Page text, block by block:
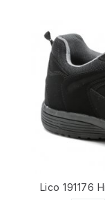
Lico 191176